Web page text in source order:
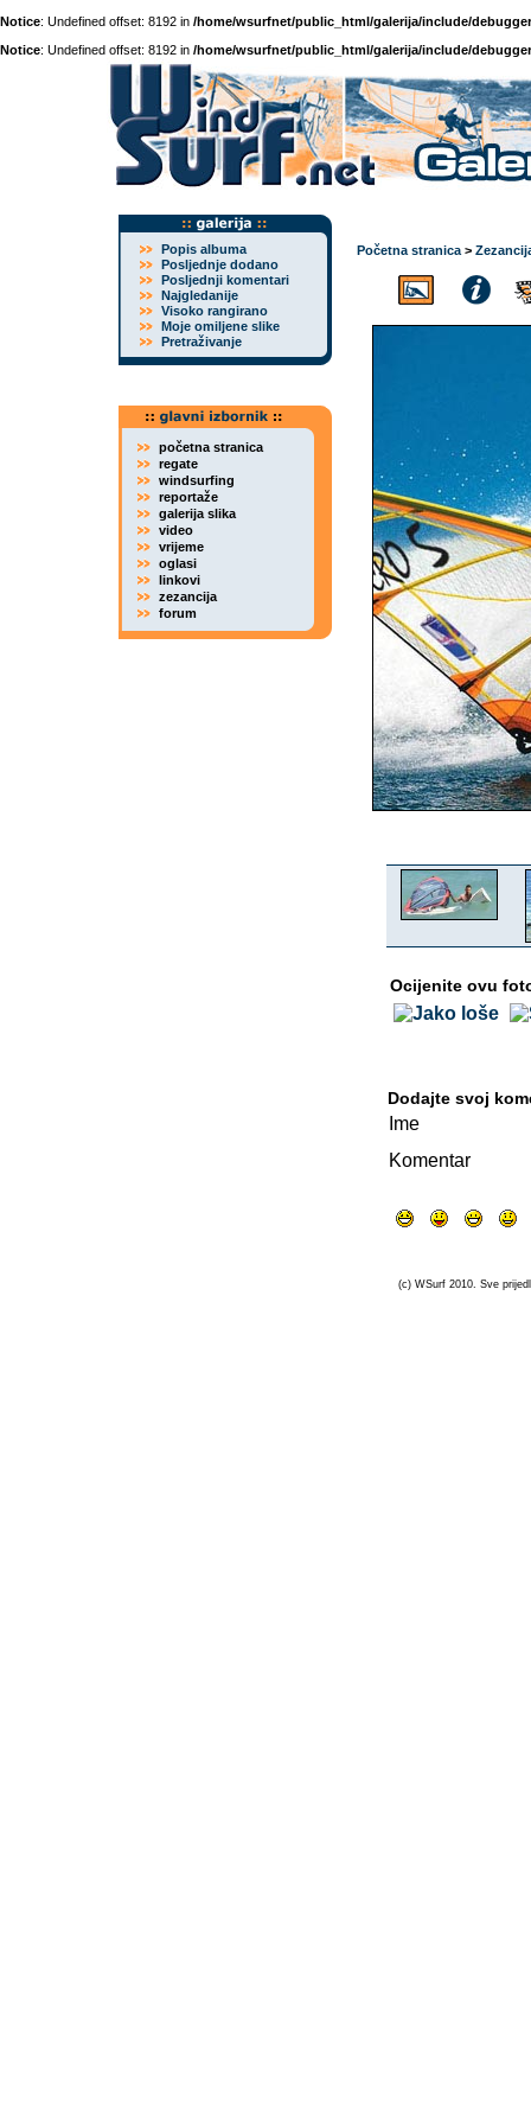
Notice: Undefined offset: 8192 in /home/wsurfnet/public_html/galerija/include/
Notice: Undefined offset: 8192 in /home/wsurfnet/public_html/galerija/include/
Popis albuma
Posljednje dodano
Posljednji komentari
Najgledanije
Visoko rangirano
Moje omiljene slike
Pretraživanje
početna stranica
regate
windsurfing
reportaže
galerija slika
video
vrijeme
oglasi
linkovi
zezancija
forum
Početna stranica >
Ocijenite ovu
Dodajte svoj
Ime
Komentar
(c) WSurf 2010. Sve